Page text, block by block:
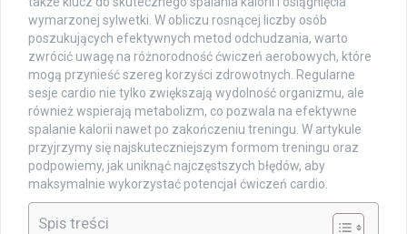
wymarzonej sylwetki. W obliczu rosnącej liczby osób
poszukujących efektywnych metod odchudzania, warto
zwrócić uwagę na różnorodność ćwiczeń aerobowych, które
mogą przynieść szereg korzyści zdrowotnych. Regularne
sesje cardio nie tylko zwiększają wydolność organizmu, ale
również wspierają metabolizm, co pozwala na efektywne
spalanie kalorii nawet po zakończeniu treningu. W artykule
przyjrzymy się najskuteczniejszym formom treningu oraz
podpowiemy, jak uniknąć najczęstszych błędów, aby
maksymalnie wykorzystać potencjał ćwiczeń cardio.
Spis treści